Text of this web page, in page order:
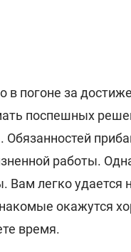
в погоне за
поспешных
работы.
Вам легко удается
окажутся
время.